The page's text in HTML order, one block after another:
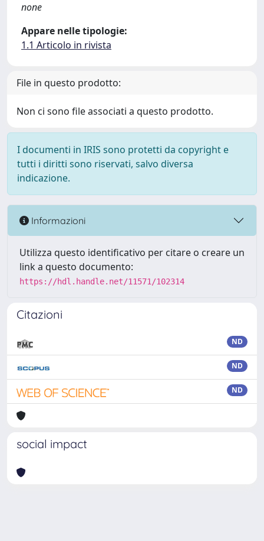
none
Appare nelle tipologie:
1.1 Articolo in rivista
File in questo prodotto:
Non ci sono file associati a questo prodotto.
I documenti in IRIS sono protetti da copyright e
tutti i diritti sono riservati, salvo diversa
indicazione.
Informazioni
Utilizza questo identificativo per citare o creare un
link a questo documento:
https://hdl.handle.net/11571/102314
Citazioni
ND
ND
ND
social impact